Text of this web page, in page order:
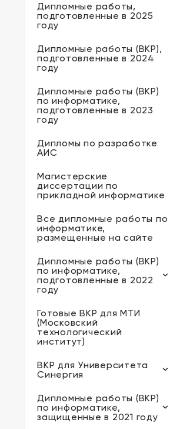
Дипломные работы,
подготовленные в 2025
году
Дипломные работы (ВКР),
подготовленные в 2024
году
Дипломные работы (ВКР)
по информатике,
подготовленные в 2023
году
Дипломы по разработке
АИС
Магистерские
диссертации по
прикладной информатике
Все дипломные работы по
информатике,
размещенные на сайте
Дипломные работы (ВКР)
по информатике,
подготовленные в 2022
году
Готовые ВКР для МТИ
(Московский
технологический
институт)
ВКР для Университета
Синергия
Дипломные работы (ВКР)
по информатике,
защищенные в 2021 году